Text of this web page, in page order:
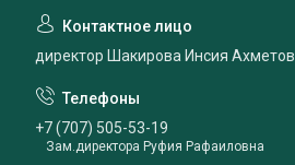
директор Шакирова Инсия
+7 (707) 505-53-19
Зам.директора Руфия Рафаиловна